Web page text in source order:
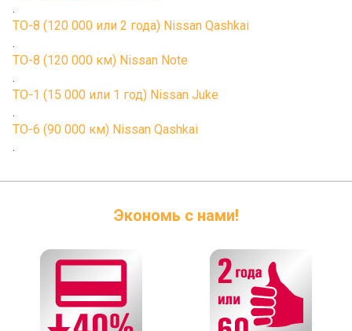
.
ТО-8 (120 000 или 2 года) Nissan Qashkai
.
ТО-8 (120 000 км) Nissan Note
.
ТО-1 (15 000 или 1 год) Nissan Juke
.
ТО-6 (90 000 км) Nissan Qashkai
.
Экономь с нами!